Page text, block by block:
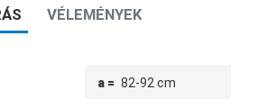
VÉLEMÉNYEK
a = 82-92 cm